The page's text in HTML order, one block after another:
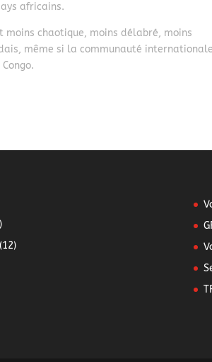
africains.
chaotique, moins délabré, moins
même si la communauté internationale
(12)